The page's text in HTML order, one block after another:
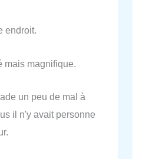
endroit.
mais magnifique.
un peu de mal à
il n'y avait personne